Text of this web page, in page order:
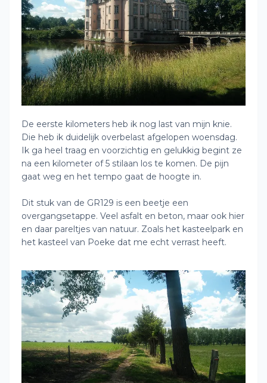
De eerste kilometers heb ik nog last van mijn knie.
Die heb ik duidelijk overbelast afgelopen woensdag.
Ik ga heel traag en voorzichtig en gelukkig begint ze
na een kilometer of 5 stilaan los te komen. De pijn
gaat weg en het tempo gaat de hoogte in.
Dit stuk van de GR129 is een beetje een
overgangsetappe. Veel asfalt en beton, maar ook hier
en daar pareltjes van natuur. Zoals het kasteelpark en
het kasteel van Poeke dat me echt verrast heeft.